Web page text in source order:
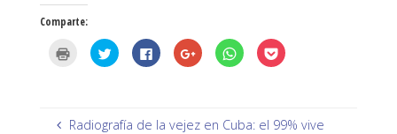
Comparte:
p
H
a
p
H
a
p
H
a
p
H
a
p
H
a
p
Radiografía de la vejez en Cuba: el 99% vive